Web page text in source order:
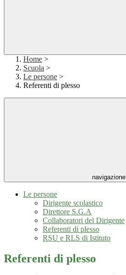
Home >
Scuola >
Le persone >
Referenti di plesso
navigazione
Le persone
Dirigente scolastico
Direttore S.G.A
Collaboratori del Dirigente
Referenti di plesso
RSU e RLS di Istituto
Referenti di plesso